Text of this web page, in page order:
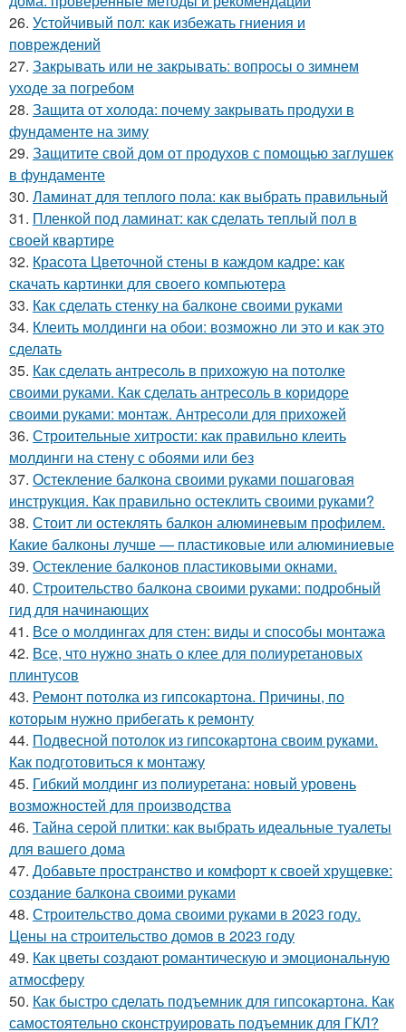
26. Устойчивый пол: как избежать гниения и
повреждений
27. Закрывать или не закрывать: вопросы о зимнем
уходе за погребом
28. Защита от холода: почему закрывать продухи в
фундаменте на зиму
29. Защитите свой дом от продухов с помощью заглушек
в фундаменте
30. Ламинат для теплого пола: как выбрать правильный
31. Пленкой под ламинат: как сделать теплый пол в
своей квартире
32. Красота Цветочной стены в каждом кадре: как
скачать картинки для своего компьютера
33. Как сделать стенку на балконе своими руками
34. Клеить молдинги на обои: возможно ли это и как это
сделать
35. Как сделать антресоль в прихожую на потолке
своими руками. Как сделать антресоль в коридоре
своими руками: монтаж. Антресоли для прихожей
36. Строительные хитрости: как правильно клеить
молдинги на стену с обоями или без
37. Остекление балкона своими руками пошаговая
инструкция. Как правильно остеклить своими руками?
38. Стоит ли остеклять балкон алюминевым профилем.
Какие балконы лучше — пластиковые или алюминиевые
39. Остекление балконов пластиковыми окнами.
40. Строительство балкона своими руками: подробный
гид для начинающих
41. Все о молдингах для стен: виды и способы монтажа
42. Все, что нужно знать о клее для полиуретановых
плинтусов
43. Ремонт потолка из гипсокартона. Причины, по
которым нужно прибегать к ремонту
44. Подвесной потолок из гипсокартона своим руками.
Как подготовиться к монтажу
45. Гибкий молдинг из полиуретана: новый уровень
возможностей для производства
46. Тайна серой плитки: как выбрать идеальные туалеты
для вашего дома
47. Добавьте пространство и комфорт к своей хрущевке:
создание балкона своими руками
48. Строительство дома своими руками в 2023 году.
Цены на строительство домов в 2023 году
49. Как цветы создают романтическую и эмоциональную
атмосферу
50. Как быстро сделать подъемник для гипсокартона. Как
самостоятельно сконструировать подъемник для ГКЛ?